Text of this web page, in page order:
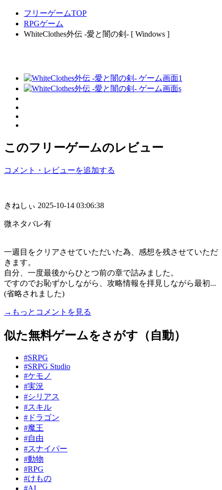
フリーゲームTOP
RPGゲーム
WhiteClothes外伝 -愛と闇の剣- [ Windows ]
このフリーゲームのレビュー
コメント・レビューを追加する
きねしぃ 2025-10-14 03:06:38
微ネタバレ有
一週目をクリアさせていただいた為、感想を残させていただ
きます。
自分、一度最後からひとつ前の章で詰みました。
ですのでお恥ずかしながら、攻略情報を拝見しながら最初...
(省略されました)
→もっとコメントを見る
似た無料ゲームをさがす（自動）
#SRPG
#SRPG Studio
#ケモノ
#実況
#シリアス
#スキル
#ドラゴン
#魔王
#自由
#スナイパー
#動物
#RPG
#けもの
#AI